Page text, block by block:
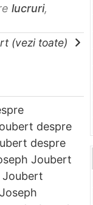
lucruri,
(vezi toate)
despre
despre
Joubert
Joubert